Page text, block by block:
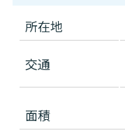
所在地
交通
面積